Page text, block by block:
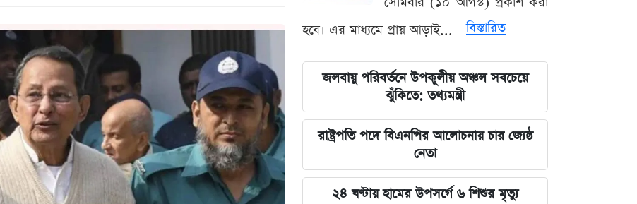
হবে। এর মাধ্যমে প্রায় আড়াই...
বিস্তারিত
জলবায়ু পরিবর্তনে উপকূলীয় অঞ্চল সবচেয়ে
ঝুঁকিতে: তথ্যমন্ত্রী
রাষ্ট্রপতি পদে বিএনপির আলোচনায় চার জ্যেষ্ঠ
নেতা
২৪ ঘণ্টায় হামের উপসর্গে ৬ শিশুর মৃত্যু